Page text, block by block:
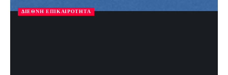
ΔΙΕΘΝΉ ΕΠΙΚΑΙΡΌΤΗΤΑ